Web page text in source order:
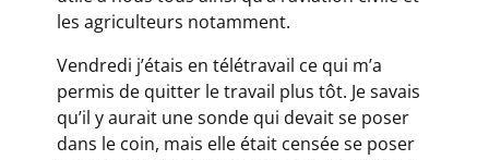
les agriculteurs notamment.
Vendredi j’étais en télétravail ce qui m’a
permis de quitter le travail plus tôt. Je savais
qu’il y aurait une sonde qui devait se poser
dans le coin, mais elle était censée se poser